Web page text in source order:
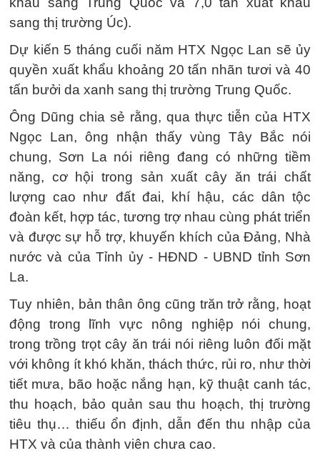
sang thị trường Úc).
Dự kiến 5 tháng cuối năm HTX Ngọc Lan sẽ ủy
quyền xuất khẩu khoảng 20 tấn nhãn tươi và 40
tấn bưởi da xanh sang thị trường Trung Quốc.
Ông Dũng chia sẻ rằng, qua thực tiễn của HTX
Ngọc Lan, ông nhận thấy vùng Tây Bắc nói
chung, Sơn La nói riêng đang có những tiềm
năng, cơ hội trong sản xuất cây ăn trái chất
lượng cao như đất đai, khí hậu, các dân tộc
đoàn kết, hợp tác, tương trợ nhau cùng phát triển
và được sự hỗ trợ, khuyến khích của Đảng, Nhà
nước và của Tỉnh ủy - HĐND - UBND tỉnh Sơn
La.
Tuy nhiên, bản thân ông cũng trăn trở rằng, hoạt
động trong lĩnh vực nông nghiệp nói chung,
trong trồng trọt cây ăn trái nói riêng luôn đối mặt
với không ít khó khăn, thách thức, rủi ro, như thời
tiết mưa, bão hoặc nắng hạn, kỹ thuật canh tác,
thu hoạch, bảo quản sau thu hoạch, thị trường
tiêu thụ… thiếu ổn định, dẫn đến thu nhập của
HTX và của thành viên chưa cao.